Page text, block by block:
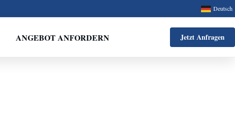
Deutsch
ANGEBOT ANFORDERN Jetzt Anfragen